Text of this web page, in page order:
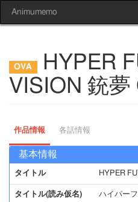
Animumemo
HYPER
VISION 銃夢
作品情報 各話情報
基本情報
タイトル HYPER
タイトル(読み仮名) ハイパー